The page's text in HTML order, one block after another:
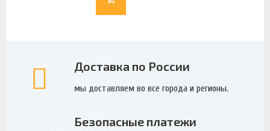
Доставка по России
мы доставляем во все города и регионы.
Безопасные платежи